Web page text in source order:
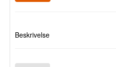
Beskrivelse